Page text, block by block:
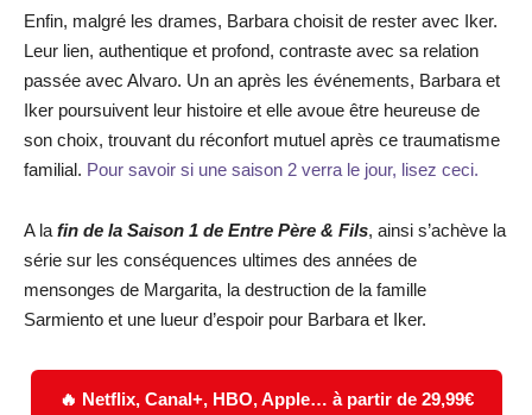
Enfin, malgré les drames, Barbara choisit de rester avec Iker.
Leur lien, authentique et profond, contraste avec sa relation
passée avec Alvaro. Un an après les événements, Barbara et
Iker poursuivent leur histoire et elle avoue être heureuse de
son choix, trouvant du réconfort mutuel après ce traumatisme
familial. Pour savoir si une saison 2 verra le jour, lisez ceci.
A la fin de la Saison 1 de Entre Père & Fils, ainsi s’achève la
série sur les conséquences ultimes des années de
mensonges de Margarita, la destruction de la famille
Sarmiento et une lueur d’espoir pour Barbara et Iker.
🔥 Netflix, Canal+, HBO, Apple… à partir de 29,99€